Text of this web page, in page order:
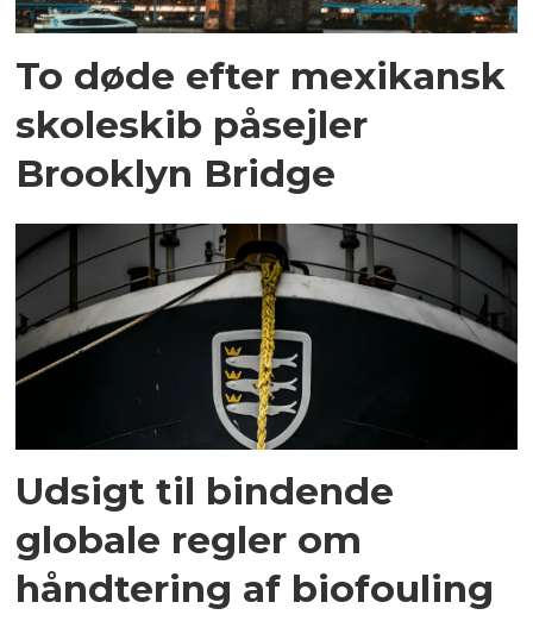
To døde efter mexikansk
skoleskib påsejler
Brooklyn Bridge
Udsigt til bindende
globale regler om
håndtering af biofouling